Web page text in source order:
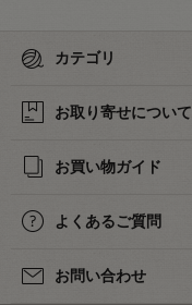
カテゴリ
お取り寄せについて
お買い物ガイド
よくあるご質問
お問い合わせ